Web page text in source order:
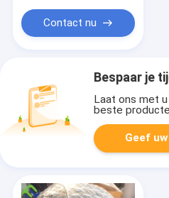
Contact nu
Bespaar je
Laat ons met
beste
Geef